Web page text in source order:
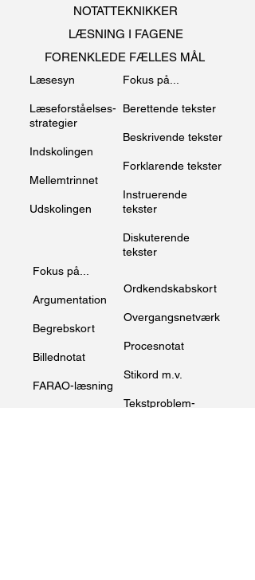
NOTATTEKNIKKER
LÆSNING I FAGENE
FORENKLEDE FÆLLES MÅL
Læsesyn
Læseforståelses-
strategier
Indskolingen
Mellemtrinnet
Udskolingen
Fokus på...
Berettende tekster
Beskrivende tekster
Forklarende tekster
Instruerende
tekster
Diskuterende
tekster
Fokus på...
Argumentation
Begrebskort
Billednotat
FARAO-læsning
Ordkendskabskort
Overgangsnetværk
Procesnotat
Stikord m.v.
Tekstproblem-